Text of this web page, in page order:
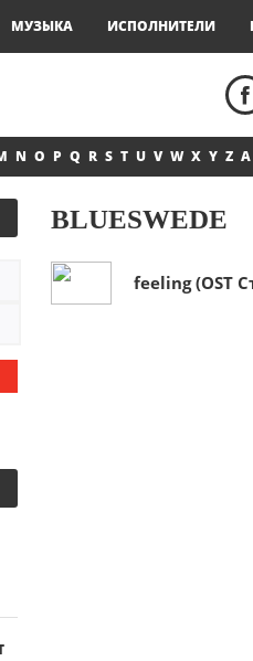
МУЗЫКА ИСПОЛНИТЕЛИ
N O P Q R S T U V W X Y Z А
BLUESWEDE
feeling (OST